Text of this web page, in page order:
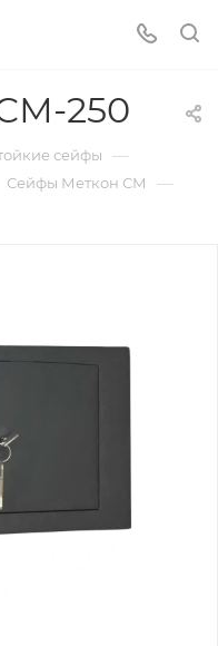
250
сейфы —
Сейфы Меткон СМ —